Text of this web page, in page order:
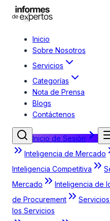
Inicio
Sobre Nosotros
Servicios
Categorías
Nota de Prensa
Blogs
Contáctenos
Inicio de Sesión
Inteligencia de Mercado
Inteligencia Competitiva
Mercado
Inteligencia de
de Procurement
los Servicios